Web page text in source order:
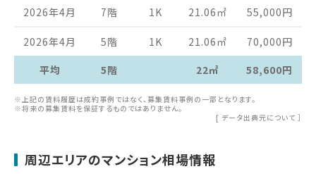
2026年4月 7階 1K 21.06 ㎡ 55,000円
2026年4月 5階 1K 21.06 ㎡ 70,000円
平均
5階 22㎡ 58,600円
※上記の賃料履歴は成約事例ではなく、募集賃料事例の一部となります。
※将来の募集賃料を保証するものではありません。
[ データ出典元について ］
周辺エリアのマンション相場情報